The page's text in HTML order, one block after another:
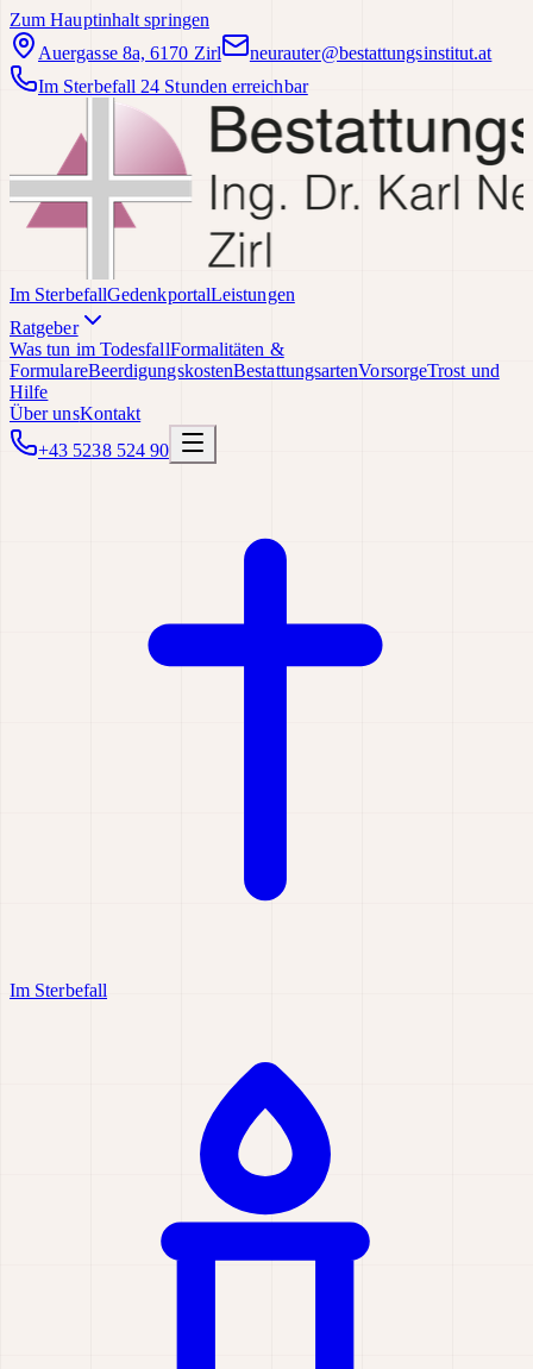
Zum Hauptinhalt springen
Auergasse 8a, 6170 Zirl
neurauter@bestattungsinstitut.at
Im Sterbefall 24 Stunden erreichbar
Im SterbefallGedenkportalLeistungen
Ratgeber
Was tun im TodesfallFormalitäten &
FormulareBeerdigungskostenBestattungsartenVorsorgeTrost und
Hilfe
Über unsKontakt
+43 5238 524 90
Im Sterbefall